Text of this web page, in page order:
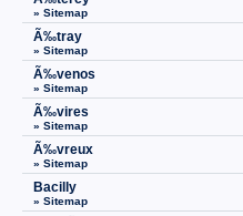
» Sitemap
Ã‰tray
» Sitemap
Ã‰venos
» Sitemap
Ã‰vires
» Sitemap
Ã‰vreux
» Sitemap
Bacilly
» Sitemap